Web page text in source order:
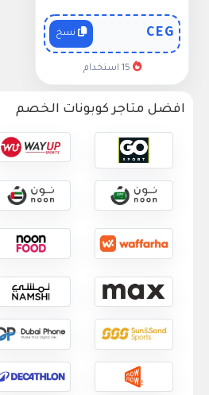
CEG
افضل متاجر كوبونات الخصم